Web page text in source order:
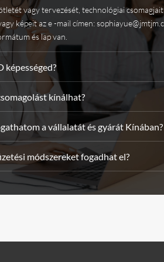
vagy tervezését, technológiai
képeit az e -mail címen:
és lap van.
képességed?
kínálhat?
a vállalatát és gyárát Kínában?
módszereket fogadhat el?